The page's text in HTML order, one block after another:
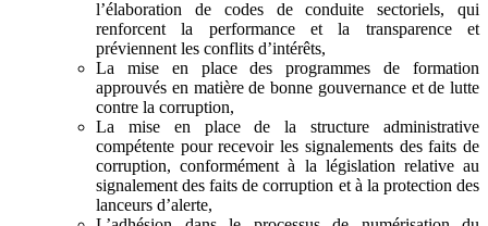
l’élaboration de codes de conduite sectoriels, qui
renforcent la performance et la transparence et
préviennent les conflits d’intérêts,
La mise en place des programmes de formation
approuvés en matière de bonne gouvernance et de lutte
contre la corruption,
La mise en place de la structure administrative
compétente pour recevoir les signalements des faits de
corruption, conformément à la législation relative au
signalement des faits de corruption et à la protection des
lanceurs d’alerte,